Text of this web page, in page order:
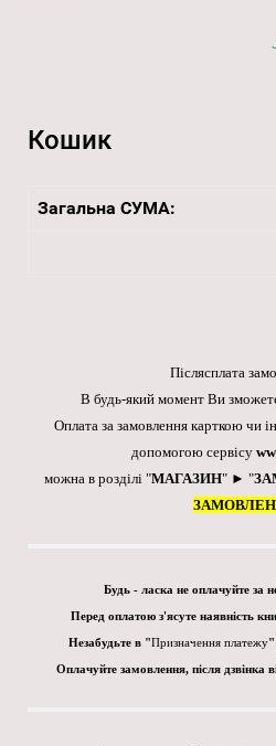
Кошик
Загальна СУМА:
Післясплата
В будь-який момент Ви
Оплата за замовлення карткою чи
допомогою сервісу
можна в розділі "МАГАЗИН" ► "
Будь - ласка не оплачуйте за
Перед оплатою з'ясуте наявність
Незабудьте в "Призначення платежу"
Оплачуйте замовлення, після